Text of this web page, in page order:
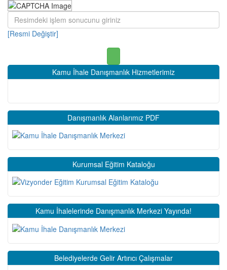
[Resmi Değiştir]
Kamu İhale Danışmanlık Hizmetlerimiz
Danışmanlık Alanlarımız PDF
Kurumsal Eğitim Kataloğu
Kamu İhalelerinde Danışmanlık Merkezi Yayında!
Belediyelerde Gelir Artırıcı Çalışmalar